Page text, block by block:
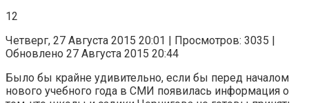
12
Четверг, 27 Августа 2015 20:01 | Просмотров: 3035 |
Обновлено 27 Августа 2015 20:44
Было бы крайне удивительно, если бы перед началом
нового учебного года в СМИ появилась информация о